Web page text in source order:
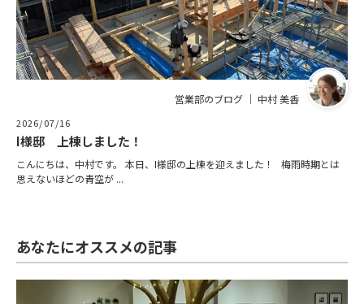
営業部のブログ ｜ 中村 美香
2026/07/16
I様邸 上棟しました！
こんにちは、中村です。 本日、I様邸の上棟を迎えました！ 梅雨時期とは
思えないほどの青空が ...
あなたにオススメの記事